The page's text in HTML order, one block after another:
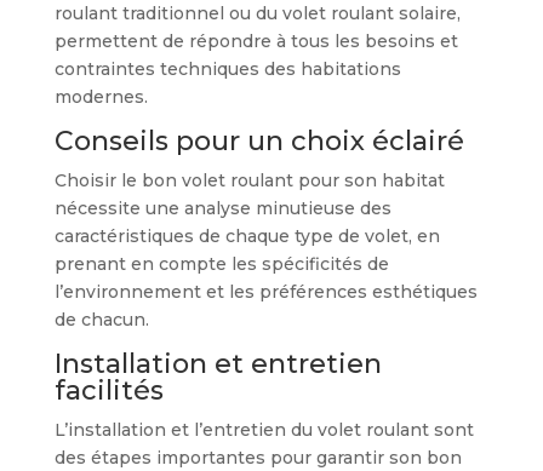
roulant traditionnel ou du volet roulant solaire,
permettent de répondre à tous les besoins et
contraintes techniques des habitations
modernes.
Conseils pour un choix éclairé
Choisir le bon volet roulant pour son habitat
nécessite une analyse minutieuse des
caractéristiques de chaque type de volet, en
prenant en compte les spécificités de
l’environnement et les préférences esthétiques
de chacun.
Installation et entretien
facilités
L’installation et l’entretien du volet roulant sont
des étapes importantes pour garantir son bon